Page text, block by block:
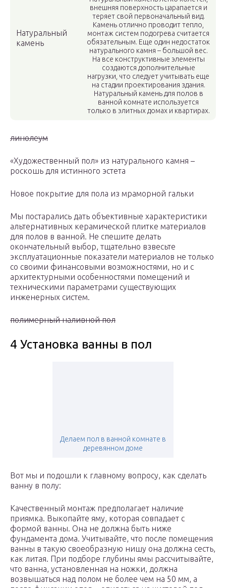
Натуральный
камень
внешняя поверхность царапается и
теряет свой первоначальный вид.
Камень отлично проводит тепло,
монтаж систем подогрева считается
обязательным. Еще один недостаток
натурального камня – большой вес.
На все конструктивные элементы
создаются дополнительные
нагрузки, что следует учитывать еще
на стадии проектирования здания.
Натуральный камень для полов в
ванной комнате используется
только в элитных домах и квартирах.
линолеум
«Художественный пол» из натурального камня –
роскошь для истинного эстета
Новое покрытие для пола из мраморной гальки
Мы постарались дать объективные характеристики
альтернативных керамической плитке материалов
для полов в ванной. Не спешите делать
окончательный выбор, тщательно взвесьте
эксплуатационные показатели материалов не только
со своими финансовыми возможностями, но и с
архитектурными особенностями помещений и
техническими параметрами существующих
инженерных систем.
полимерный наливной пол
4 Установка ванны в пол
Делаем пол в ванной комнате в
деревянном доме
Вот мы и подошли к главному вопросу, как сделать
ванну в полу:
Качественный монтаж предполагает наличие
приямка. Выкопайте яму, которая совпадает с
формой ванны. Она не должна быть ниже
фундамента дома. Учитывайте, что после помещения
ванны в такую своеобразную нишу она должна сесть,
как литая. При подборе глубины ямы рассчитывайте,
что ванна, установленная на ножки, должна
возвышаться над полом не более чем на 50 мм, а